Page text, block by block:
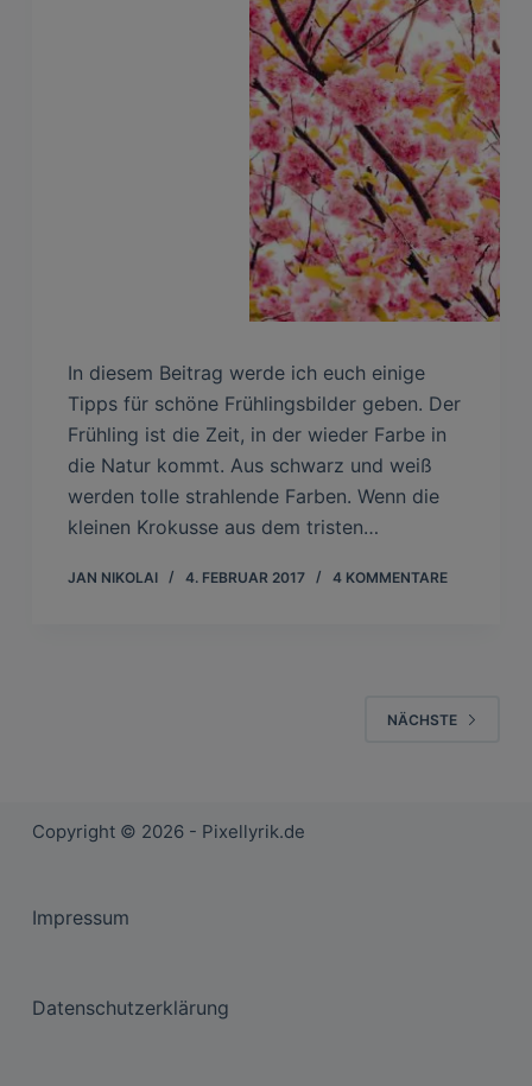
In diesem Beitrag werde ich euch einige
Tipps für schöne Frühlingsbilder geben. Der
Frühling ist die Zeit, in der wieder Farbe in
die Natur kommt. Aus schwarz und weiß
werden tolle strahlende Farben. Wenn die
kleinen Krokusse aus dem tristen…
JAN NIKOLAI 4. FEBRUAR 2017 4 KOMMENTARE
NÄCHSTE
Copyright © 2026 - Pixellyrik.de
Impressum
Datenschutzerklärung